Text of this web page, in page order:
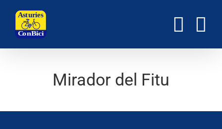
contenido
Mirador del Fitu